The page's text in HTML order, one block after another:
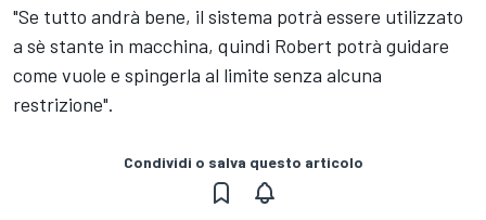
"Se tutto andrà bene, il sistema potrà essere utilizzato
a sè stante in macchina, quindi Robert potrà guidare
come vuole e spingerla al limite senza alcuna
restrizione".
Condividi o salva questo articolo